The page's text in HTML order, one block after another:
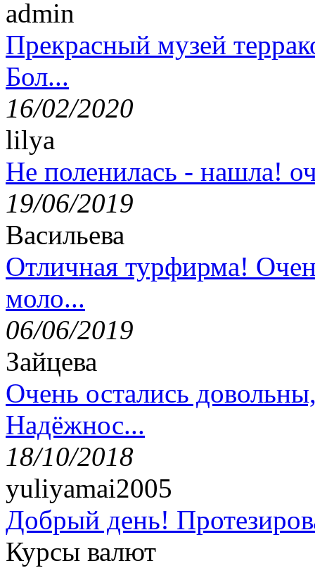
admin
Прекрасный музей
Бол...
16/02/2020
lilya
Не поленилась - нашла!
19/06/2019
Васильева
Отличная турфирма!
моло...
06/06/2019
Зайцева
Очень остались
Надёжнос...
18/10/2018
yuliyamai2005
Добрый день!
Курсы валют